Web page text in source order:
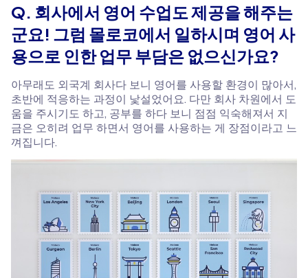
Q. 회사에서 영어 수업도 제공을 해주는
군요! 그럼 몰로코에서 일하시며 영어 사
용으로 인한 업무 부담은 없으신가요?
아무래도 외국계 회사다 보니 영어를 사용할 환경이 많아서,
초반에 적응하는 과정이 낯설었어요. 다만 회사 차원에서 도
움을 주시기도 하고, 공부를 하다 보니 점점 익숙해져서 지
금은 오히려 업무 하면서 영어를 사용하는 게 장점이라고 느
껴집니다.